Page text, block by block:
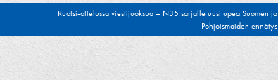
Ruotsi-ottelussa viestijuoksua – N35 sarjalle uusi upea Suomen ja
Pohjoismaiden ennätys